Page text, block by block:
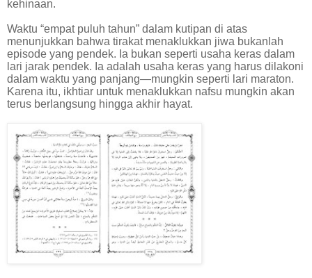
kehinaan.
Waktu “empat puluh tahun” dalam kutipan di atas
menunjukkan bahwa tirakat menaklukkan jiwa bukanlah
episode yang pendek. Ia bukan seperti usaha keras dalam
lari jarak pendek. Ia adalah usaha keras yang harus dilakoni
dalam waktu yang panjang—mungkin seperti lari maraton.
Karena itu, ikhtiar untuk menaklukkan nafsu mungkin akan
terus berlangsung hingga akhir hayat.